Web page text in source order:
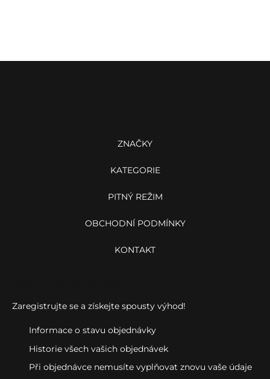
ZNAČKY
KATEGORIE
PITNÝ REŽIM
OBCHODNÍ PODMÍNKY
KONTAKT
Zaregistrujte se a získejte spousty výhod!
Informace o stavu objednávky
Historie všech vašich objednávek
Při objednávce nemusíte vyplňovat znovu vaše údaje